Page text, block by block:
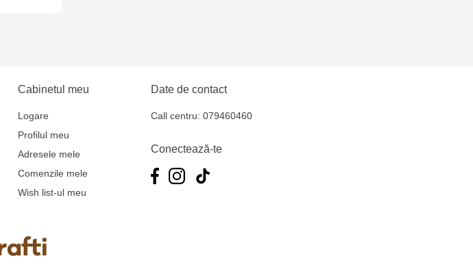
Multistore Poșta Veche - str.
Multistore Centru - bd. Cantemir,
Cabinetul meu
Logare
Profilul meu
Adresele mele
Comenzile mele
Wish list-ul meu
Date de contact
Call centru: 079460460
Conectează-te